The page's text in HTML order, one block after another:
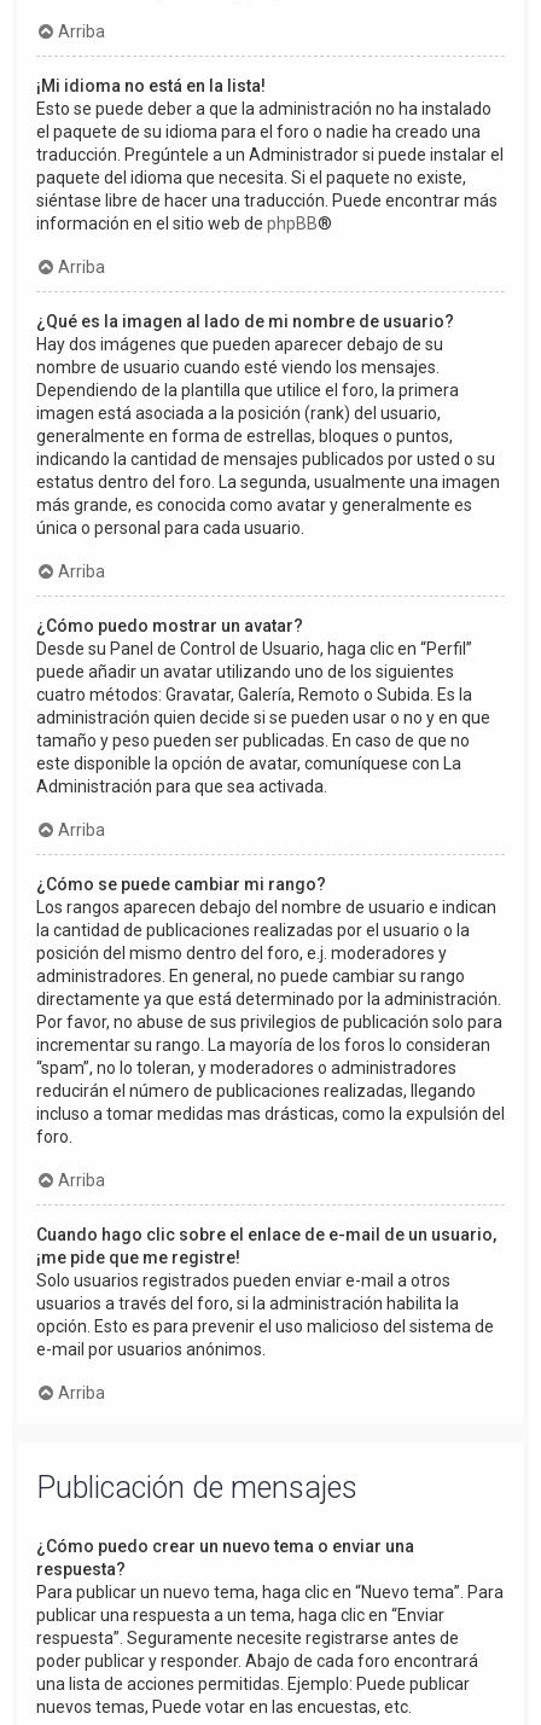
Arriba
¡Mi idioma no está en la lista!
Esto se puede deber a que la administración no ha instalado
el paquete de su idioma para el foro o nadie ha creado una
traducción. Pregúntele a un Administrador si puede instalar el
paquete del idioma que necesita. Si el paquete no existe,
siéntase libre de hacer una traducción. Puede encontrar más
información en el sitio web de phpBB®
Arriba
¿Qué es la imagen al lado de mi nombre de usuario?
Hay dos imágenes que pueden aparecer debajo de su
nombre de usuario cuando esté viendo los mensajes.
Dependiendo de la plantilla que utilice el foro, la primera
imagen está asociada a la posición (rank) del usuario,
generalmente en forma de estrellas, bloques o puntos,
indicando la cantidad de mensajes publicados por usted o su
estatus dentro del foro. La segunda, usualmente una imagen
más grande, es conocida como avatar y generalmente es
única o personal para cada usuario.
Arriba
¿Cómo puedo mostrar un avatar?
Desde su Panel de Control de Usuario, haga clic en “Perfil”
puede añadir un avatar utilizando uno de los siguientes
cuatro métodos: Gravatar, Galería, Remoto o Subida. Es la
administración quien decide si se pueden usar o no y en que
tamaño y peso pueden ser publicadas. En caso de que no
este disponible la opción de avatar, comuníquese con La
Administración para que sea activada.
Arriba
¿Cómo se puede cambiar mi rango?
Los rangos aparecen debajo del nombre de usuario e indican
la cantidad de publicaciones realizadas por el usuario o la
posición del mismo dentro del foro, e.j. moderadores y
administradores. En general, no puede cambiar su rango
directamente ya que está determinado por la administración.
Por favor, no abuse de sus privilegios de publicación solo para
incrementar su rango. La mayoría de los foros lo consideran
“spam”, no lo toleran, y moderadores o administradores
reducirán el número de publicaciones realizadas, llegando
incluso a tomar medidas mas drásticas, como la expulsión del
foro.
Arriba
Cuando hago clic sobre el enlace de e-mail de un usuario,
¡me pide que me registre!
Solo usuarios registrados pueden enviar e-mail a otros
usuarios a través del foro, si la administración habilita la
opción. Esto es para prevenir el uso malicioso del sistema de
e-mail por usuarios anónimos.
Arriba
Publicación de mensajes
¿Cómo puedo crear un nuevo tema o enviar una
respuesta?
Para publicar un nuevo tema, haga clic en “Nuevo tema”. Para
publicar una respuesta a un tema, haga clic en “Enviar
respuesta”. Seguramente necesite registrarse antes de
poder publicar y responder. Abajo de cada foro encontrará
una lista de acciones permitidas. Ejemplo: Puede publicar
nuevos temas, Puede votar en las encuestas, etc.